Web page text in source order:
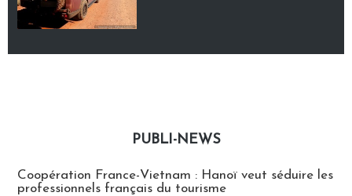
PUBLI-NEWS
Coopération France-Vietnam : Hanoï veut séduire les
professionnels français du tourisme